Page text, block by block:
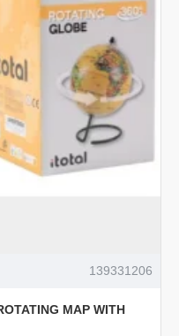
139331206
MAP WITH